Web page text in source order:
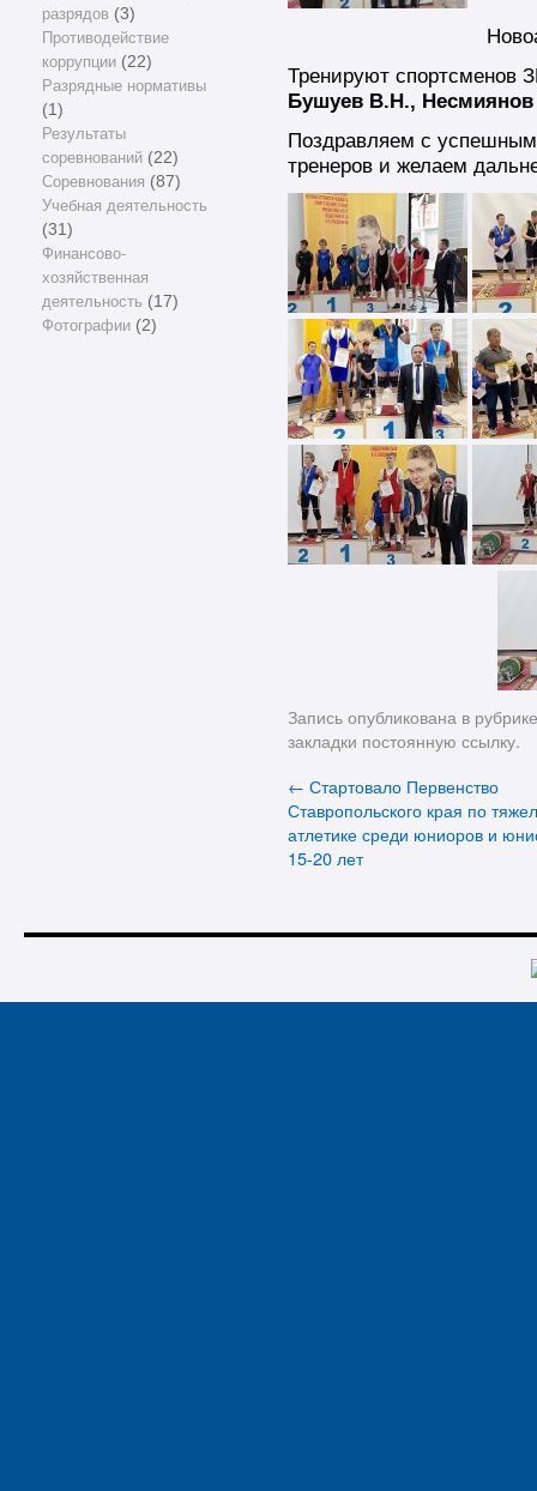
разрядов (3)
Противодействие
коррупции(22)
Разрядные нормативы
(1)
Результаты
соревнований(22)
Соревнования (87)
Учебная деятельность
(31)
Финансово-
хозяйственная
деятельность (17)
Фотографии(2)
Тренируют спортсменов
Бушуев В.Н.,
Поздравляем с
тренеров и желаем
Запись опубликована в
закладки постоянную ссылку.
← Стартовало Первенство
Ставропольского края по
атлетике среди юниоров и
15-20 лет